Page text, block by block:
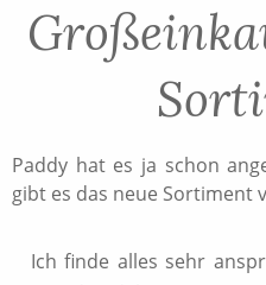
Paddy hat es ja schon
gibt es das neue Sortiment
Ich finde alles sehr